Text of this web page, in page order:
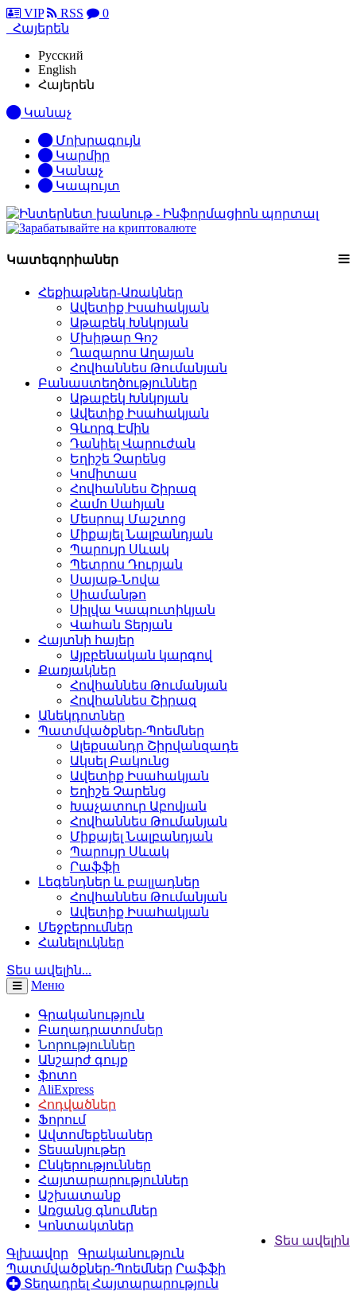
VIP RSS
0
Հայերեն
Русский
English
Հայերեն
Կանաչ
Մոխրագույն
Կարմիր
Կանաչ
Կապույտ
Կատեգորիաներ
Հեքիաթներ-Առակներ
Ավետիք Իսահակյան
Աթաբեկ Խնկոյան
Մխիթար Գոշ
Ղազարոս Աղայան
Հովհաննես Թումանյան
Բանաստեղծություններ
Աթաբեկ Խնկոյան
Ավետիք Իսահակյան
Գևորգ Էմին
Դանիել Վարուժան
Եղիշե Չարենց
Կոմիտաս
Հովհաննես Շիրազ
Համո Սահյան
Մեսրոպ Մաշտոց
Միքայել Նալբանդյան
Պարույր Սևակ
Պետրոս Դուրյան
Սայաթ-Նովա
Սիամանթո
Սիլվա Կապուտիկյան
Վահան Տերյան
Հայտնի հայեր
Այբբենական կարգով
Քառյակներ
Հովհաննես Թումանյան
Հովհաննես Շիրազ
Անեկդոտներ
Պատմվածքներ-Պոեմներ
Ալեքսանդր Շիրվանզադե
Ակսել Բակունց
Ավետիք Իսահակյան
Եղիշե Չարենց
Խաչատուր Աբովյան
Հովհաննես Թումանյան
Միքայել Նալբանդյան
Պարույր Սևակ
Րաֆֆի
Լեգենդներ և բալլադներ
Հովհաննես Թումանյան
Ավետիք Իսահակյան
Մեջբերումներ
Հանելուկներ
Տես ավելին...
Меню
Գրականություն
Բաղադրատոմսեր
Նորություններ
Անշարժ գույք
ֆոտո
AliExpress
Հոդվածներ
Ֆորում
Ավտոմեքենաներ
Տեսանյութեր
Ընկերություններ
Հայտարարություններ
Աշխատանք
Առցանց գնումներ
Կոնտակտներ
Տես ավելին
Գլխավոր
Գրականություն
Պատմվածքներ-Պոեմներ Րաֆֆի
Տեղադրել Հայտարարություն